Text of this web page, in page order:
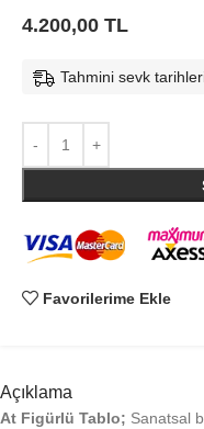
4.200,00 TL
Tahmini sevk
Favorilerime Ekle
Açıklama
At Figürlü Tablo; Sanatsal